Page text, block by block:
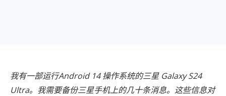
我有一部运行Android 14 操作系统的三星 Galaxy S24
Ultra。我需要备份三星手机上的几十条消息。这些信息对